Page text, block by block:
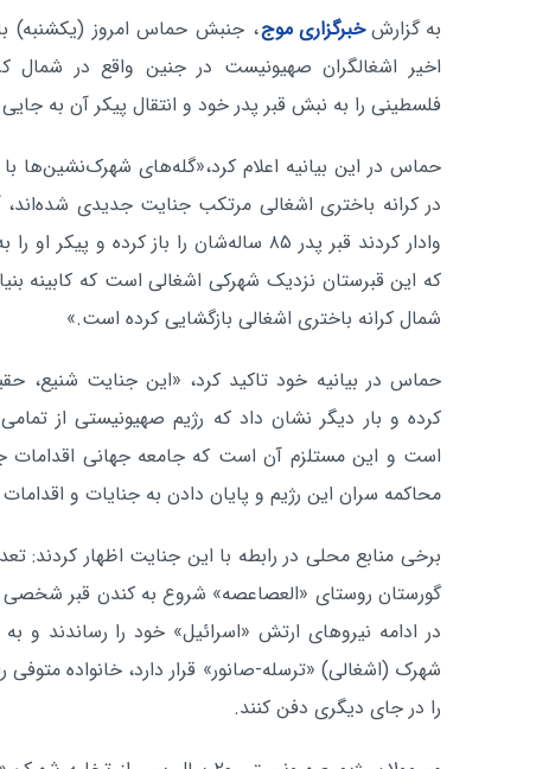
به گزارشخبرگزاری موج، جنبش حماس امروز (یکشنبه) با
اخیر اشغالگران صهیونیست در جنین واقع در شمال
فلسطینی را به نبش قبر پدر خود و انتقال پیکر آن به
حماس در این بیانیه اعلام کرد،«گله‌های شهرک‌نشین‌ها
در کرانه باختری اشغالی مرتکب جنایت جدیدی شده‌اند،
وادار کردند قبر پدر ۸۵ ساله‌شان را باز
که این قبرستان نزدیک شهرکی اشغالی است که کابینه
شمال کرانه باختری اشغالی بازگشایی کرده است.»
حماس در بیانیه خود تاکید کرد، «این جنایت شنیع،
کرده و بار دیگر نشان داد که رژیم صهیونیستی از
است و این مستلزم آن است که جامعه جهانی اقدامات
محاکمه سران این رژیم و پایان دادن به جنایات و
برخی منابع محلی در رابطه با این جنایت اظهار
گورستان روستای «العصاعصه» شروع به کندن قبر شخصی
در ادامه نیروهای ارتش «اسرائیل» خود را رساندند و
شهرک (اشغالی) «ترسله-صانور» قرار دارد، خانواده متوفی
را در جای دیگری دفن کنند.